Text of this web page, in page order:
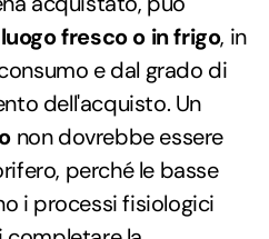
fresco o in frigo, in
e dal grado di
dell'acquisto. Un
non dovrebbe essere
perché le basse
i processi fisiologici